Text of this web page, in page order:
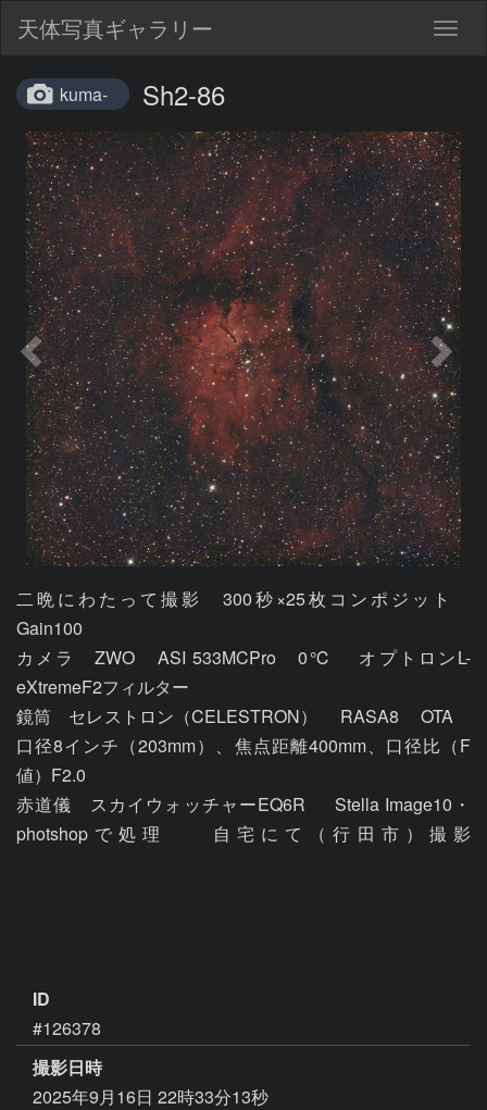
天体写真ギャラリー
kuma- Sh2-86
二晩にわたって撮影　300秒×25枚コンポジット
Gain100
カメラ　ZWO　ASI 533MCPro　0℃ 　オプトロンL-
eXtremeF2フィルター
鏡筒　セレストロン（CELESTRON）　 RASA8　 OTA
口径8インチ（203mm）、焦点距離400mm、口径比（F
値）F2.0
赤道儀　スカイウォッチャーEQ6R  　Stella Image10・
photshopで処理 　 自宅にて（行田市）撮影
ID
#126378
撮影日時
2025年9月16日 22時33分13秒